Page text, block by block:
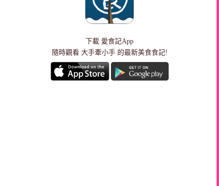
下載 愛食記App
隨時觀看 大手牽小手 的最新美食食記!